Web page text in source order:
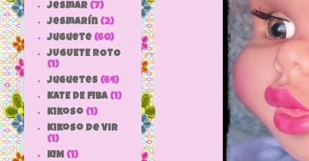
jesmar (7)
jesmarín (2)
juguete (60)
JUGUETE ROTO
(1)
Juguetes (64)
KATE DE FIBA (1)
Kikoso (1)
Kikoso de Vir
(1)
KIM (1)